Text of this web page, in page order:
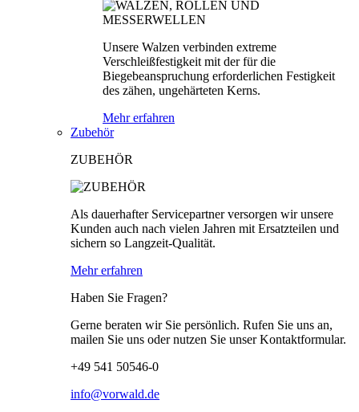
Unsere Walzen verbinden extreme
Verschleißfestigkeit mit der für die
Biegebeanspruchung erforderlichen Festigkeit
des zähen, ungehärteten Kerns.
Mehr erfahren
Zubehör
ZUBEHÖR
Als dauerhafter Servicepartner versorgen wir unsere
Kunden auch nach vielen Jahren mit Ersatzteilen und
sichern so Langzeit-Qualität.
Mehr erfahren
Haben Sie Fragen?
Gerne beraten wir Sie persönlich. Rufen Sie uns an,
mailen Sie uns oder nutzen Sie unser Kontaktformular.
+49 541 50546-0
info@vorwald.de